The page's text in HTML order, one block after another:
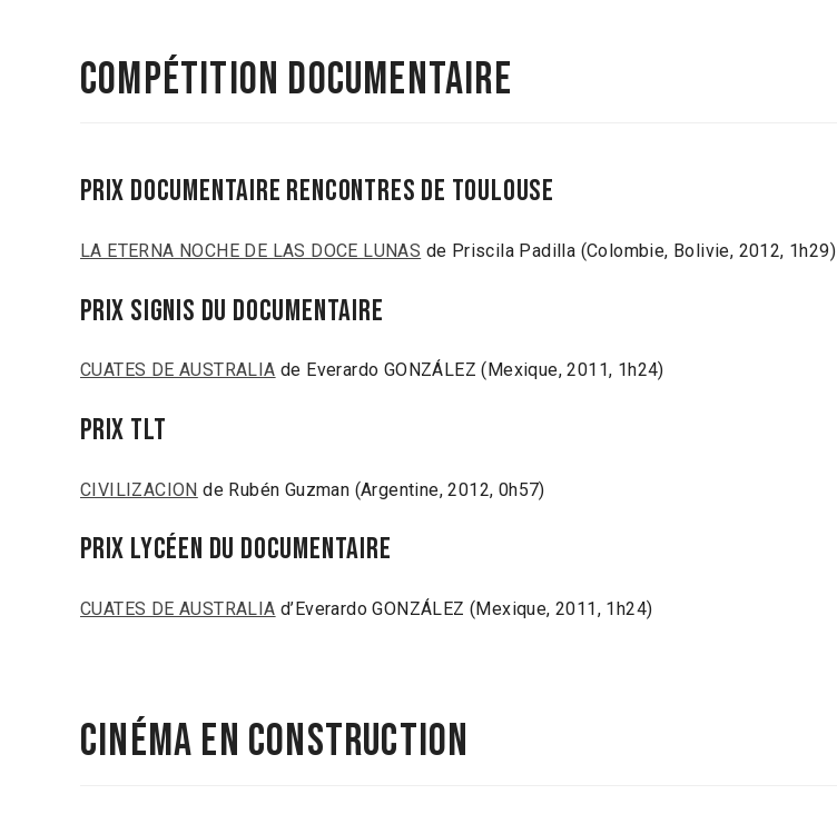
Compétition documentaire
Prix Documentaire Rencontres de Toulouse
LA ETERNA NOCHE DE LAS DOCE LUNAS de Priscila Padilla (Colombie, Bolivie, 2012, 1h29)
Prix SIGNIS du documentaire
CUATES DE AUSTRALIA de Everardo GONZÁLEZ (Mexique, 2011, 1h24)
Prix TLT
CIVILIZACION de Rubén Guzman (Argentine, 2012, 0h57)
Prix lycéen du documentaire
CUATES DE AUSTRALIA d’Everardo GONZÁLEZ (Mexique, 2011, 1h24)
Cinéma en construction